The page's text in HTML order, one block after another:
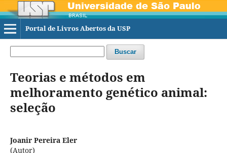
Portal de Livros Abertos da USP
Buscar
Teorias e métodos em
melhoramento genético animal:
seleção
Joanir Pereira Eler
(Autor)